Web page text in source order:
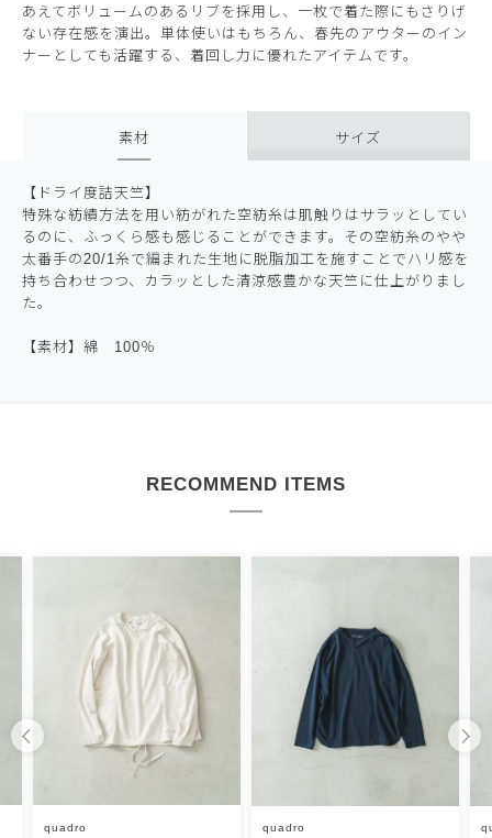
あえてボリュームのあるリブを採用し、一枚で着た際にもさりげ
ない存在感を演出。単体使いはもちろん、春先のアウターのイン
ナーとしても活躍する、着回し力に優れたアイテムです。
素材 サイズ
【ドライ度詰天竺】
特殊な紡績方法を用い紡がれた空紡糸は肌触りはサラッとしてい
るのに、ふっくら感も感じることができます。その空紡糸のやや
太番手の20/1糸で編まれた生地に脱脂加工を施すことでハリ感を
持ち合わせつつ、カラッとした清涼感豊かな天竺に仕上がりまし
た。
【素材】綿 100％
RECOMMEND ITEMS
quadro quadro